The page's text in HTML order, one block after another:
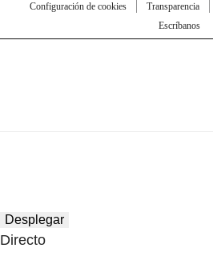
Configuración de cookies
Transparencia
Escríbanos
Desplegar
Directo